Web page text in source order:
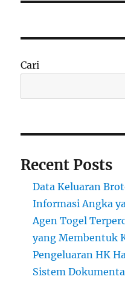
Cari
Recent Posts
Data Keluaran
Informasi Angka
Agen Togel
yang Membentuk
Pengeluaran HK
Sistem